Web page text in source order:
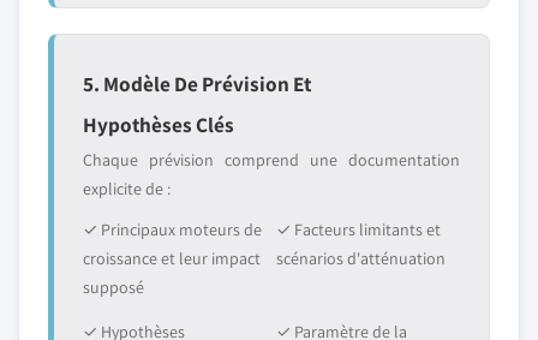
5. Modèle De Prévision Et
Hypothèses Clés
Chaque prévision comprend une documentation
explicite de :
✓ Principaux moteurs de
croissance et leur impact
supposé
✓ Facteurs limitants et
scénarios d'atténuation
✓ Hypothèses
✓ Paramètre de la